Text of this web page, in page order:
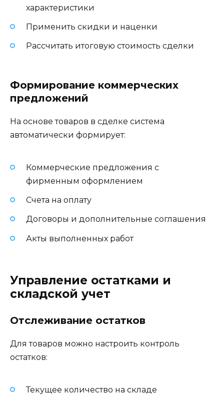
характеристики
Применить скидки и наценки
Рассчитать итоговую стоимость сделки
Формирование коммерческих
предложений
На основе товаров в сделке система
автоматически формирует:
Коммерческие предложения с
фирменным оформлением
Счета на оплату
Договоры и дополнительные соглашения
Акты выполненных работ
Управление остатками и
складской учет
Отслеживание остатков
Для товаров можно настроить контроль
остатков:
Текущее количество на складе